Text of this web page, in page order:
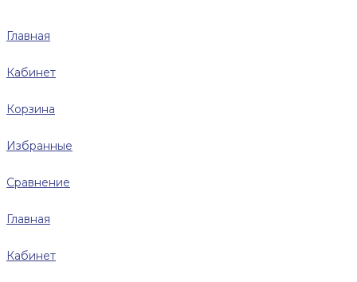
Главная
Кабинет
Корзина
Избранные
Сравнение
Главная
Кабинет